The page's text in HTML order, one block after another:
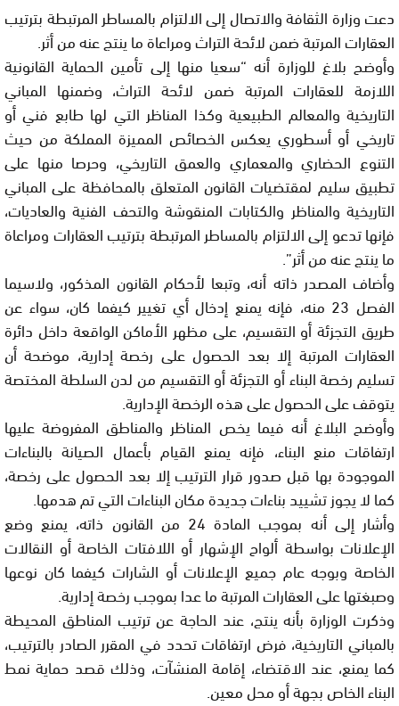
دعت وزارة الثقافة والاتصال إلى الالتزام بالمساطر المرتبطة بترتيب
العقارات المرتبة ضمن لائحة التراث ومراعاة ما ينتج عنه من أثر.
وأوضح بلاغ للوزارة أنه “سعيا منها إلى تأمين الحماية القانونية
اللازمة للعقارات المرتبة ضمن لائحة التراث، وضمنها المباني
التاريخية والمعالم الطبيعية وكذا المناظر التي لها طابع فني أو
تاريخي أو أسطوري يعكس الخصائص المميزة المملكة من حيث
التنوع الحضاري والمعماري والعمق التاريخي، وحرصا منها على
تطبيق سليم لمقتضيات القانون المتعلق بالمحافظة على المباني
التاريخية والمناظر والكتابات المنقوشة والتحف الفنية والعاديات،
فإنها تدعو إلى الالتزام بالمساطر المرتبطة بترتيب العقارات ومراعاة
ما ينتج عنه من أثر”.
وأضاف المصدر ذاته أنه، وتبعا لأحكام القانون المذكور، ولاسيما
الفصل 23 منه، فإنه يمنع إدخال أي تغيير كيفما كان، سواء عن
طريق التجزئة أو التقسيم، على مظهر الأماكن الواقعة داخل دائرة
العقارات المرتبة إلا بعد الحصول على رخصة إدارية، موضحة أن
تسليم رخصة البناء أو التجزئة أو التقسيم من لدن السلطة المختصة
يتوقف على الحصول على هذه الرخصة الإدارية.
وأوضح البلاغ أنه فيما يخص المناظر والمناطق المفروضة عليها
ارتفاقات منع البناء، فإنه يمنع القيام بأعمال الصيانة بالبناءات
الموجودة بها قبل صدور قرار الترتيب إلا بعد الحصول على رخصة،
كما لا يجوز تشييد بناءات جديدة مكان البناءات التي تم هدمها.
وأشار إلى أنه بموجب المادة 24 من القانون ذاته، يمنع وضع
الإعلانات بواسطة ألواح الإشهار أو اللافتات الخاصة أو النقالات
الخاصة وبوجه عام جميع الإعلانات أو الشارات كيفما كان نوعها
وصبغتها على العقارات المرتبة ما عدا بموجب رخصة إدارية.
وذكرت الوزارة بأنه ينتج، عند الحاجة عن ترتيب المناطق المحيطة
بالمباني التاريخية، فرض ارتفاقات تحدد في المقرر الصادر بالترتيب،
كما يمنع، عند الاقتضاء، إقامة المنشآت، وذلك قصد حماية نمط
البناء الخاص بجهة أو محل معين.